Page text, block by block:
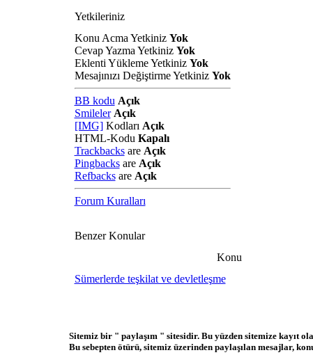
Yetkileriniz
Konu Acma Yetkiniz Yok
Cevap Yazma Yetkiniz Yok
Eklenti Yükleme Yetkiniz Yok
Mesajınızı Değiştirme Yetkiniz Yok
BB kodu Açık
Smileler Açık
[IMG]Kodları Açık
HTML-Kodu Kapalı
Trackbacksare Açık
Pingbacksare Açık
Refbacksare Açık
Forum Kuralları
Benzer Konular
Konu
Sümerlerde teşkilat ve devletleşme
Sitemiz bir " paylaşım " sitesidir. Bu yüzden sitemize kayıt
Bu sebepten ötürü, sitemiz üzerinden paylaşılan mesajlar,